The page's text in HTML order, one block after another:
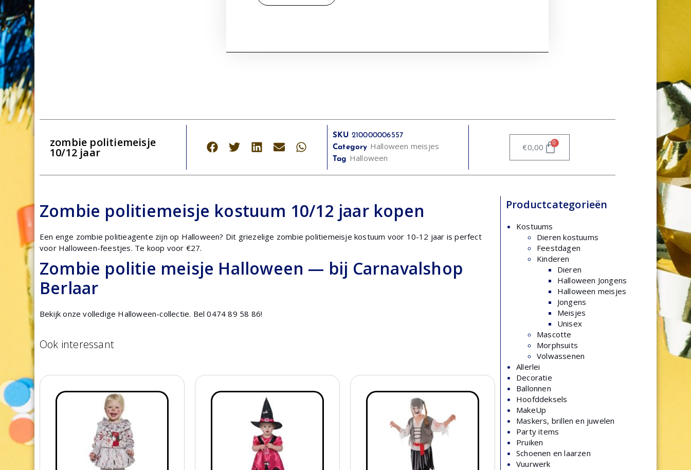
zombie politiemeisje
10/12 jaar
SKU 210000006557
Category Halloween meisjes
Tag Halloween
€0,00 0
Zombie politiemeisje kostuum 10/12 jaar kopen
Een enge zombie politieagente zijn op Halloween? Dit griezelige zombie politiemeisje kostuum voor 10-12 jaar is perfect
voor Halloween-feestjes. Te koop voor €27.
Zombie politie meisje Halloween — bij Carnavalshop
Berlaar
Bekijk onze volledige Halloween-collectie. Bel 0474 89 58 86!
Ook interessant
Productcategorieën
Kostuums
Dieren kostuums
Feestdagen
Kinderen
Dieren
Halloween Jongens
Halloween meisjes
Jongens
Meisjes
Unisex
Mascotte
Morphsuits
Volwassenen
Allerlei
Decoratie
Ballonnen
Hoofddeksels
MakeUp
Maskers, brillen en juwelen
Party items
Pruiken
Schoenen en laarzen
Vuurwerk